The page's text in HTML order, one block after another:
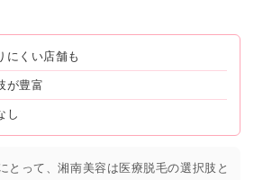
にくい店舗も
が豊富
し
とって、湘南美容は医療脱毛の選択肢と